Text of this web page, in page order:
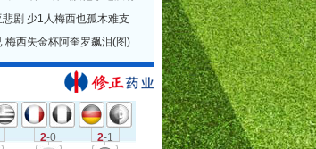
剧 少1人梅西也孤木难支
梅西失金杯阿奎罗飙泪(图)
2-0 2-1